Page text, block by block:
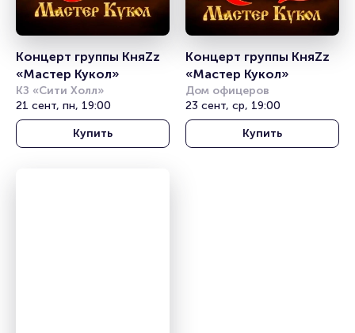
Концерт группы КняZz
«Мастер Кукол»
КЗ «Сити Холл»
21 сент, пн, 19:00
Купить
Концерт группы КняZz
«Мастер Кукол»
Дом офицеров
23 сент, ср, 19:00
Купить